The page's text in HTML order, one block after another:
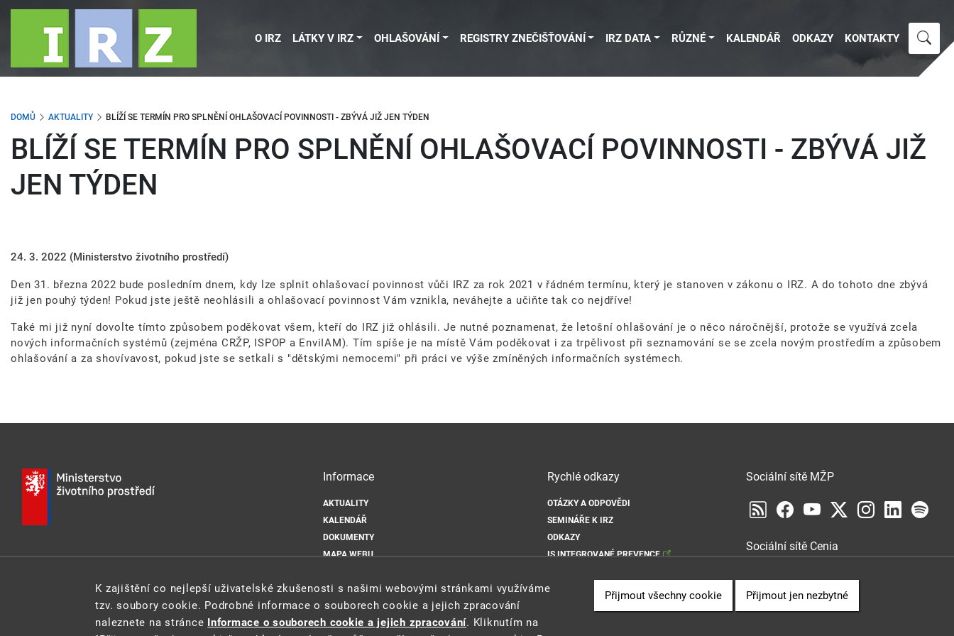
Přejít
O IRZ LÁTKY V IRZ OHLAŠOVÁNÍ REGISTRY ZNEČIŠŤOVÁNÍ IRZ DATA RŮZNÉ KALENDÁŘ ODKAZY KONTAKTY
DOMŮ AKTUALITY BLÍŽÍ SE TERMÍN PRO SPLNĚNÍ OHLAŠOVACÍ POVINNOSTI - ZBÝVÁ JIŽ JEN TÝDEN
BLÍŽÍ SE TERMÍN PRO SPLNĚNÍ OHLAŠOVACÍ POVINNOSTI - ZBÝVÁ JIŽ
JEN TÝDEN
24. 3. 2022 (Ministerstvo životního prostředí)
Den 31. března 2022 bude posledním dnem, kdy lze splnit ohlašovací povinnost vůči IRZ za rok 2021 v řádném termínu, který je stanoven v zákonu o IRZ. A do tohoto dne zbývá
již jen pouhý týden! Pokud jste ještě neohlásili a ohlašovací povinnost Vám vznikla, neváhejte a učiňte tak co nejdříve!
Také mi již nyní dovolte tímto způsobem poděkovat všem, kteří do IRZ již ohlásili. Je nutné poznamenat, že letošní ohlašování je o něco náročnější, protože se využívá zcela
nových informačních systémů (zejména CRŽP, ISPOP a EnviIAM). Tím spíše je na místě Vám poděkovat i za trpělivost při seznamování se se zcela novým prostředím a způsobem
ohlašování a za shovívavost, pokud jste se setkali s "dětskými nemocemi" při práci ve výše zmíněných informačních systémech.
Informace
AKTUALITY
KALENDÁŘ
DOKUMENTY
MAPA WEBU
ZÁSADY POUŽÍVÁNÍ SOUBORŮ COOKIE
Rychlé odkazy
OTÁZKY A ODPOVĚDI
SEMINÁŘE K IRZ
ODKAZY
IS INTEGROVANÉ PREVENCE
Sociální sítě MŽP
Sociální sítě Cenia
K zajištění co nejlepší uživatelské zkušenosti s našimi webovými stránkami využíváme
tzv. soubory cookie. Podrobné informace o souborech cookie a jejich zpracování
naleznete na stránce Informace o souborech cookie a jejich zpracování. Kliknutím na
Přijmout všechny cookie Přijmout jen nezbytné